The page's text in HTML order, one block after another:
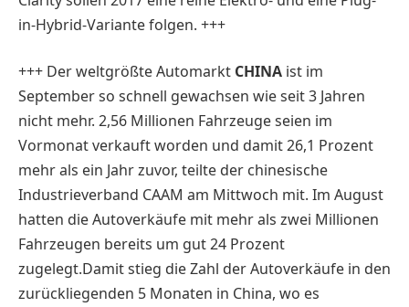
in-Hybrid-Variante folgen. +++
+++ Der weltgrößte Automarkt CHINA ist im
September so schnell gewachsen wie seit 3 Jahren
nicht mehr. 2,56 Millionen Fahrzeuge seien im
Vormonat verkauft worden und damit 26,1 Prozent
mehr als ein Jahr zuvor, teilte der chinesische
Industrieverband CAAM am Mittwoch mit. Im August
hatten die Autoverkäufe mit mehr als zwei Millionen
Fahrzeugen bereits um gut 24 Prozent
zugelegt.Damit stieg die Zahl der Autoverkäufe in den
zurückliegenden 5 Monaten in China, wo es